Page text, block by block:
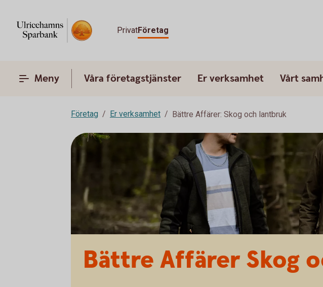
PrivatFöretag
Meny Våra företagstjänster Er verksamhet Vårt
Företag Er verksamhet Bättre Affärer: Skog och lantbruk
Bättre Affärer Skog